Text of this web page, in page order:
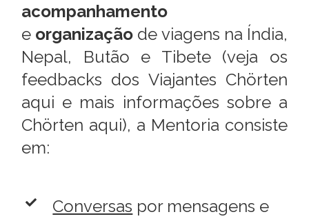
acompanhamento
e organização de viagens na Índia,
Nepal, Butão e Tibete (veja os
feedbacks dos Viajantes Chörten
aqui e mais informações sobre a
Chörten aqui), a Mentoria consiste
em:
Conversas por mensagens e